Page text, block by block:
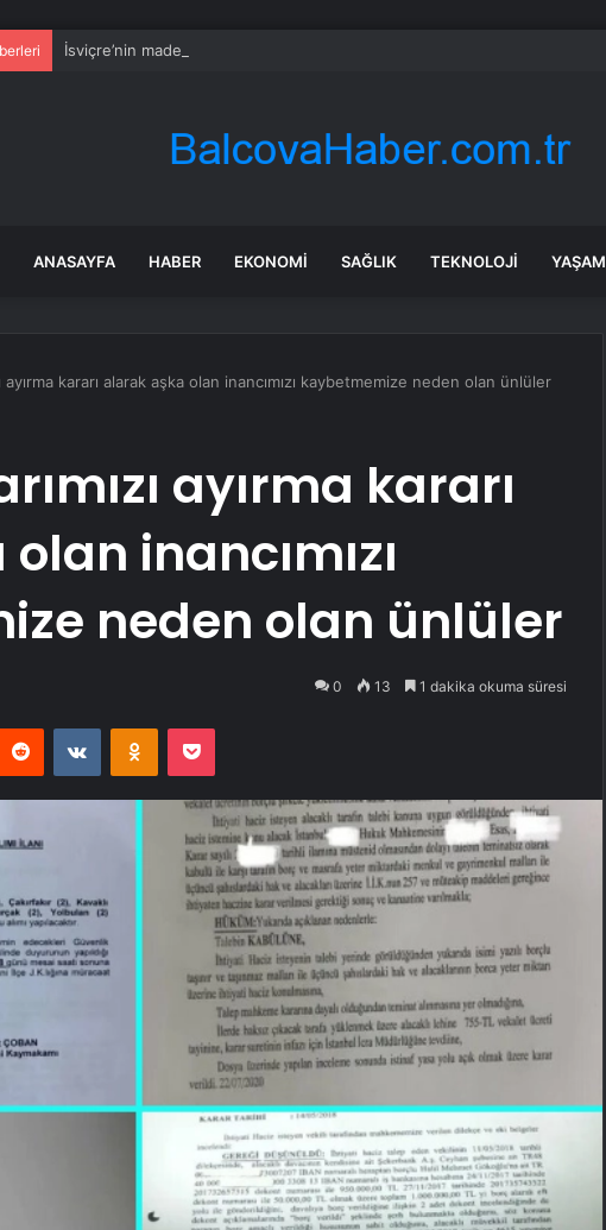
İsviçre’nin maden suyunu toplatma kararı sonrası Kızılay sessizliğini bozdu
ANASAYFA HABER EKONOMI SAĞLIK TEKNOLOJI YAŞAM
ayırma kararı alarak aşka olan inancımızı kaybetmemize neden olan ünlüler
ayırma kararı
inancımızı
neden olan ünlüler
0 13 1 dakika okuma süresi
Reddit VKontakteOdnoklassniki
Pocket